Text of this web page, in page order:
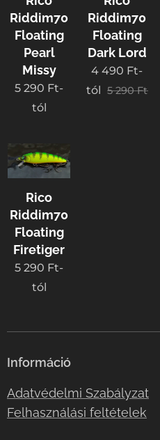
Riddim70
Floating
Pearl
Missy
5 290 Ft-
tól
Riddim70
Floating
Dark Lord
4 490 Ft-
tól 5 290Ft
Rico
Riddim70
Floating
Firetiger
5 290 Ft-
tól
Információ
Adatvédelmi Szabályzat
Felhasználási feltételek